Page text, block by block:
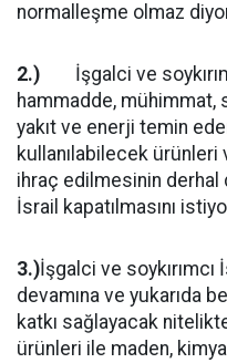
normalleşme olmaz
2.) İşgalci ve
hammadde, mühimmat,
yakıt ve enerji temin
kullanılabilecek
ihraç edilmesinin derhal
İsrail kapatılmasını
3.)İşgalci ve
devamına ve yukarıda
katkı sağlayacak
ürünleri ile maden,